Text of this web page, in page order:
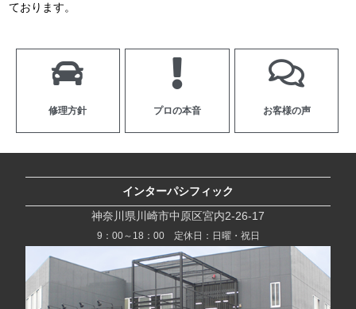
ております。
修理方針 プロの本音 お客様の声
インターパシフィック
神奈川県川崎市中原区宮内2-26-17
9：00～18：00 定休日：日曜・祝日